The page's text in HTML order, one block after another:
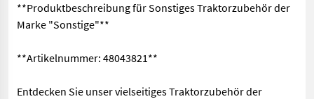
**Produktbeschreibung für Sonstiges Traktorzubehör der
Marke "Sonstige"**
**Artikelnummer: 48043821**
Entdecken Sie unser vielseitiges Traktorzubehör der